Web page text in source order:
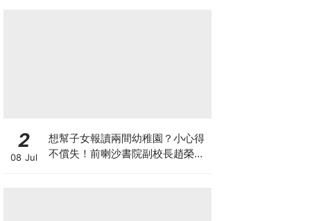
2
08 Jul
想幫子女報讀兩間幼稚園？小心得
不償失！前喇沙書院副校長趙榮